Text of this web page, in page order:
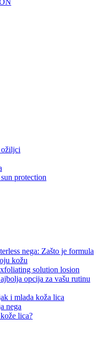
protection
nega: Zašto je formula
kožu
solution losion
opcija za vašu rutinu
i mlada koža lica
nega
lica?